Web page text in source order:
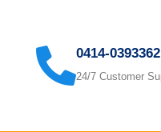
0414-0393362
24/7 Customer